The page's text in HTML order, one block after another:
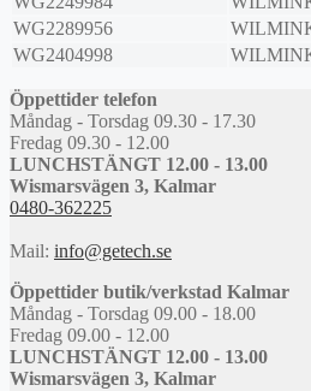
WG2289956
WG2404998
Öppettider telefon
Måndag - Torsdag 09.30 - 17.30
Fredag 09.30 - 12.00
LUNCHSTÄNGT 12.00 - 13.00
Wismarsvägen 3, Kalmar
0480-362225
Mail: info@getech.se
Öppettider butik/verkstad Kalmar
Måndag - Torsdag 09.00 - 18.00
Fredag 09.00 - 12.00
LUNCHSTÄNGT 12.00 - 13.00
Wismarsvägen 3, Kalmar